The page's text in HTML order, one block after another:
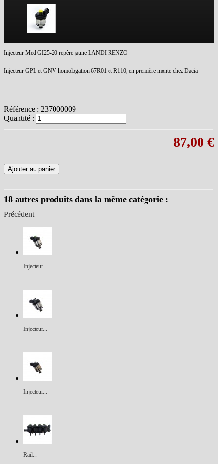
Injecteur Med GI25-20 repère jaune LANDI RENZO
Injecteur GPL et GNV homologation 67R01 et R110, en première monte chez Dacia
Référence : 237000009
Quantité :
87,00 €
Ajouter au panier
18 autres produits dans la même catégorie :
Précédent
Injecteur...
Injecteur...
Injecteur...
Rail...